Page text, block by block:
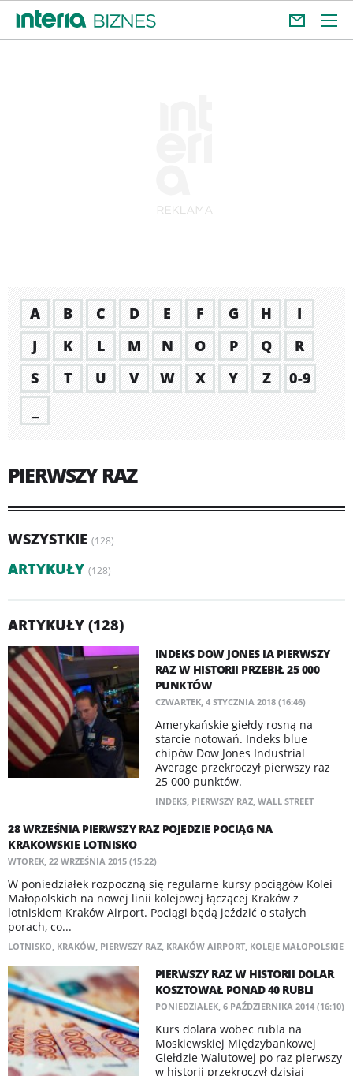
A B C D E F G H
I
J
K L M N O P Q
R
S
T U V W X Y Z
0-9
PIERWSZY RAZ
WSZYSTKIE (128)
ARTYKUŁY (128)
ARTYKUŁY (128)
INDEKS DOW JONES IA PIERWSZY
RAZ W HISTORII PRZEBIŁ 25 000
PUNKTÓW
CZWARTEK, 4 STYCZNIA 2018 (16:46)
Amerykańskie giełdy rosną na
starcie notowań. Indeks blue
chipów Dow Jones Industrial
Average przekroczył pierwszy raz
25 000 punktów.
INDEKS, PIERWSZY RAZ, WALL STREET
28 WRZEŚNIA PIERWSZY RAZ POJEDZIE POCIĄG NA
KRAKOWSKIE LOTNISKO
WTOREK, 22 WRZEŚNIA 2015 (15:22)
W poniedziałek rozpoczną się regularne kursy pociągów Kolei
Małopolskich na nowej linii kolejowej łączącej Kraków z
lotniskiem Kraków Airport. Pociągi będą jeździć o stałych
porach, co...
LOTNISKO, KRAKÓW, PIERWSZY RAZ, KRAKÓW AIRPORT, KOLEJE MAŁOPOLSKIE
PIERWSZY RAZ W HISTORII DOLAR
KOSZTOWAŁ PONAD 40 RUBLI
PONIEDZIAŁEK, 6 PAŹDZIERNIKA 2014 (16:10)
Kurs dolara wobec rubla na
Moskiewskiej Międzybankowej
Giełdzie Walutowej po raz pierwszy
w historii przekroczył dzisiaj